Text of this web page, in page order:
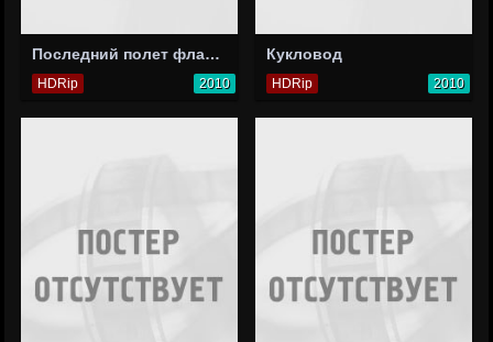
Последний полет фламинго
HDRip 2010
Кукловод
HDRip 2010